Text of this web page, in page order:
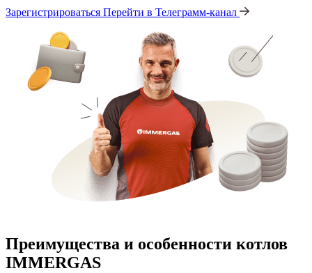
Зарегистрироваться Перейти в Телеграмм-канал
Преимущества и особенности котлов
IMMERGAS